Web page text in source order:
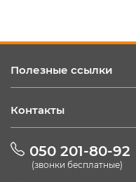
Полезные ссылки
Контакты
050 201-80-92
(звонки бесплатные)